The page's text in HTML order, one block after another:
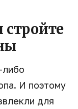
стройте
И поэтому
для